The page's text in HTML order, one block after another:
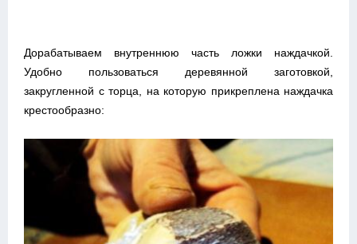
Дорабатываем внутреннюю часть ложки наждачкой.
Удобно пользоваться деревянной заготовкой,
закругленной с торца, на которую прикреплена наждачка
крестообразно: